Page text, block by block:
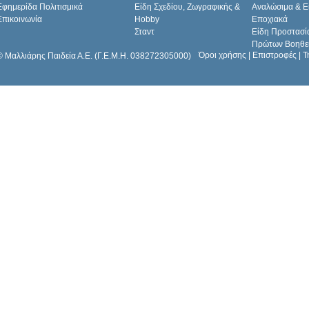
Πολιτισμικά
Είδη Σχεδίου, Ζωγραφικής &
Hobby
Αναλώσιμα &
Εποχιακά
Σταντ
Είδη
Πρώτων
Μαλλιάρης Παιδεία Α.Ε. (Γ.Ε.Μ.Η. 038272305000)
Όροι χρήσης Επιστροφές